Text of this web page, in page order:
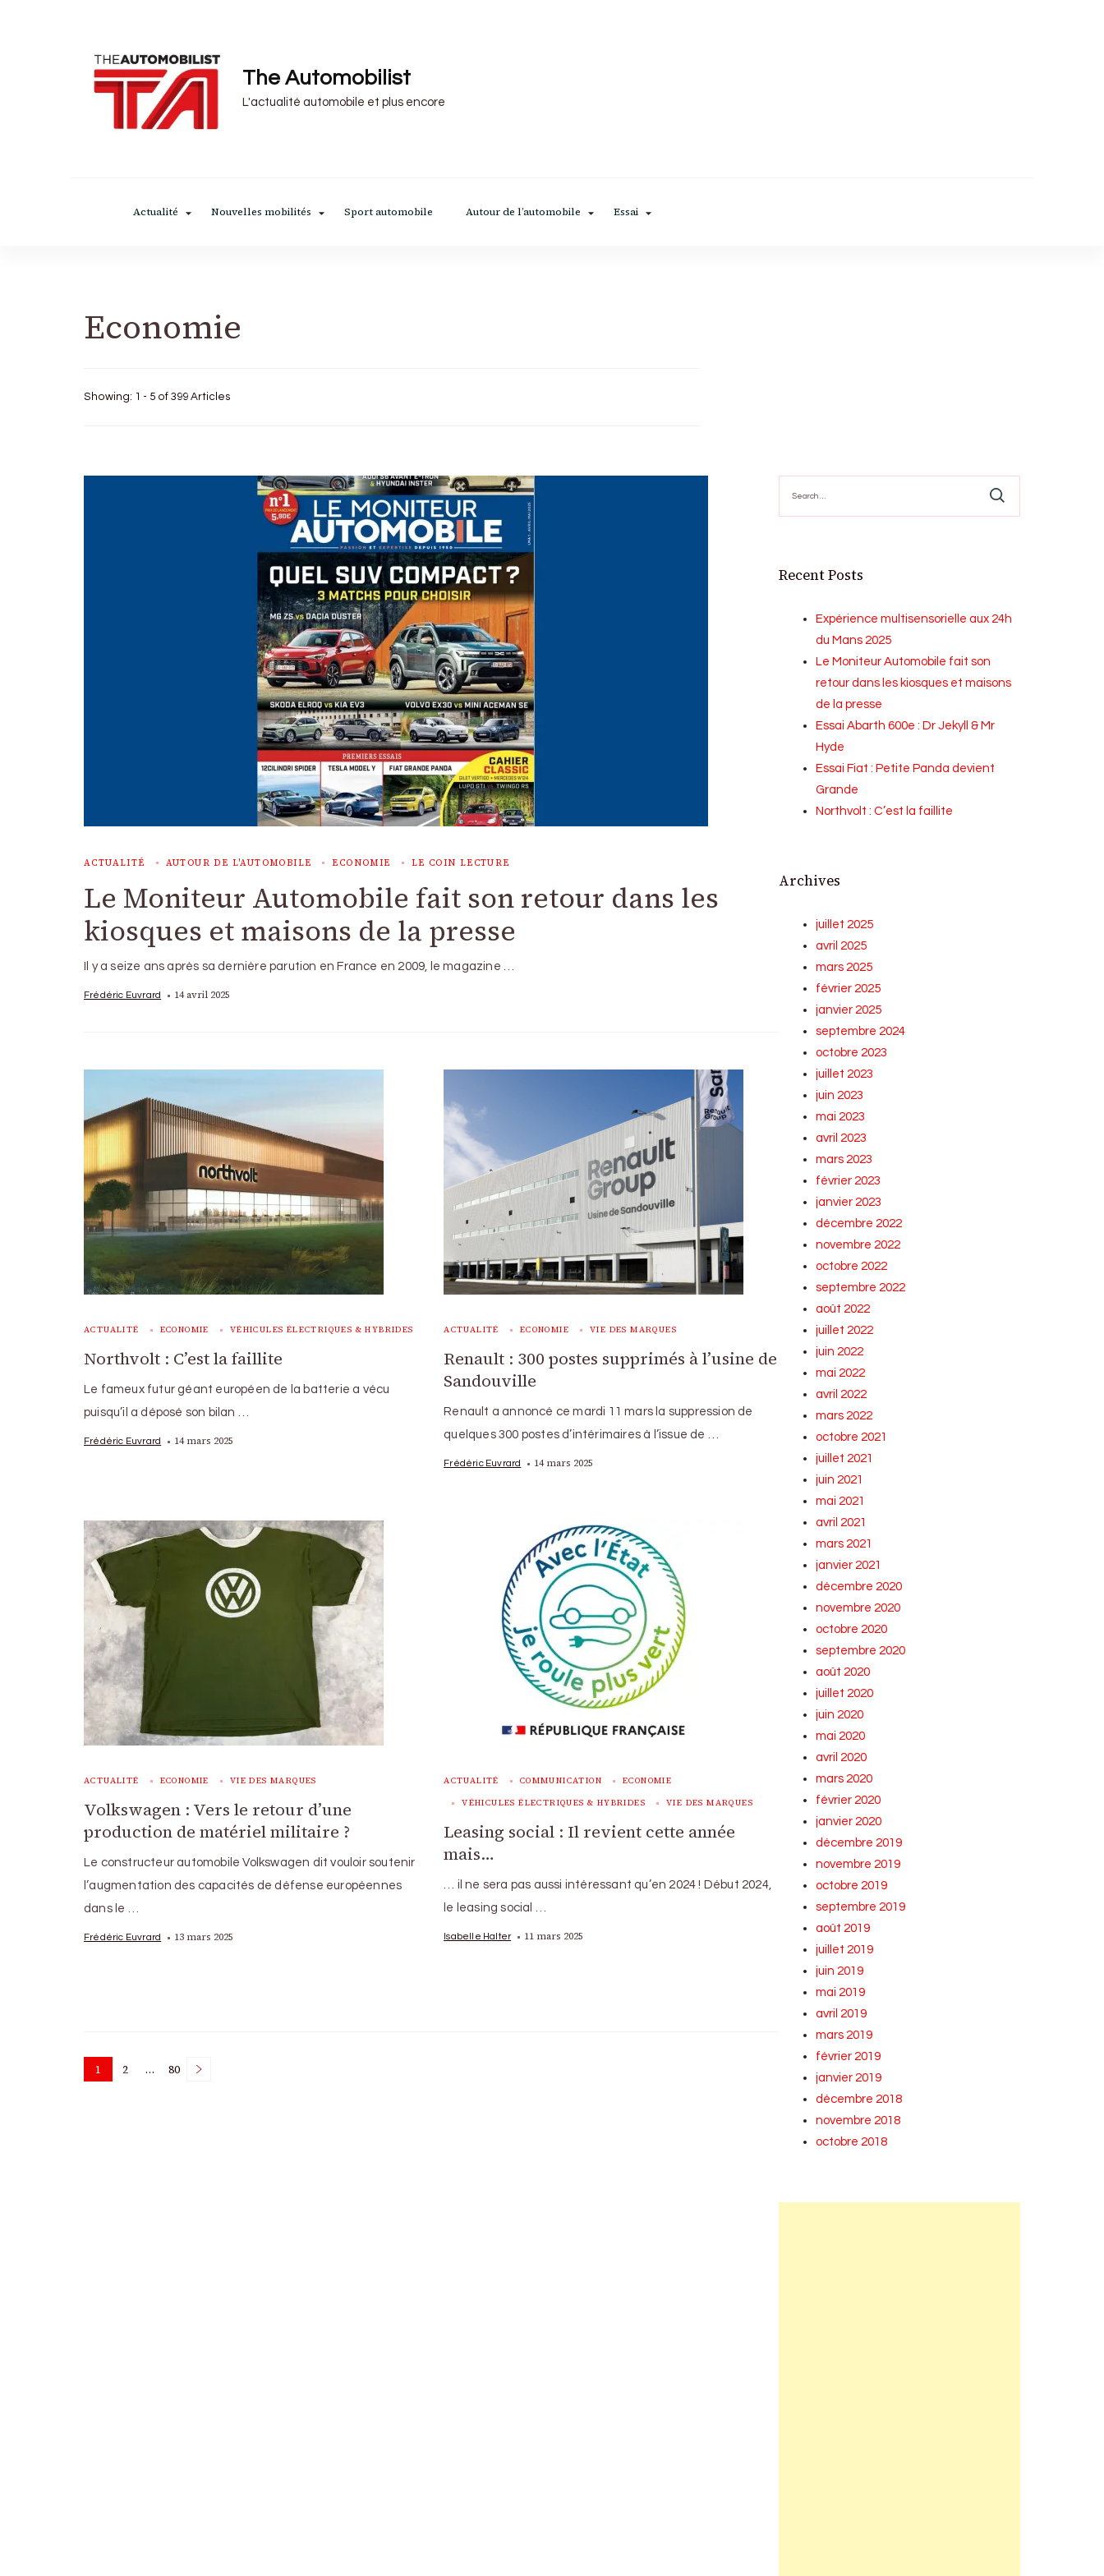
The Automobilist
L'actualité automobile et plus encore
Actualité Nouvelles mobilités Sport automobile Autour de l’automobile Essai
Economie
Showing: 1 - 5 of 399 Articles
ACTUALITÉ AUTOUR DE L'AUTOMOBILE ECONOMIE LE COIN LECTURE
Le Moniteur Automobile fait son retour dans les
kiosques et maisons de la presse
Il y a seize ans après sa dernière parution en France en 2009, le magazine …
Frédéric Euvrard 14 avril 2025
ACTUALITÉ ECONOMIE VÉHICULES ÉLECTRIQUES & HYBRIDES
Northvolt : C’est la faillite
Le fameux futur géant européen de la batterie a vécu
puisqu’il a déposé son bilan …
Frédéric Euvrard 14 mars 2025
ACTUALITÉ ECONOMIE VIE DES MARQUES
Renault : 300 postes supprimés à l’usine de
Sandouville
Renault a annoncé ce mardi 11 mars la suppression de
quelques 300 postes d’intérimaires à l’issue de …
Frédéric Euvrard 14 mars 2025
ACTUALITÉ ECONOMIE VIE DES MARQUES
Volkswagen : Vers le retour d’une
production de matériel militaire ?
Le constructeur automobile Volkswagen dit vouloir soutenir
l’augmentation des capacités de défense européennes
dans le …
Frédéric Euvrard 13 mars 2025
ACTUALITÉ COMMUNICATION ECONOMIE
VÉHICULES ÉLECTRIQUES & HYBRIDES VIE DES MARQUES
Leasing social : Il revient cette année
mais…
… il ne sera pas aussi intéressant qu’en 2024 ! Début 2024,
le leasing social …
Isabelle Halter 11 mars 2025
Posts
Page
1 Page
2 … Page
80
for:
Recent Posts
Expérience multisensorielle aux 24h
du Mans 2025
Le Moniteur Automobile fait son
retour dans les kiosques et maisons
de la presse
Essai Abarth 600e : Dr Jekyll & Mr
Hyde
Essai Fiat : Petite Panda devient
Grande
Northvolt : C’est la faillite
Archives
juillet 2025
avril 2025
mars 2025
février 2025
janvier 2025
septembre 2024
octobre 2023
juillet 2023
juin 2023
mai 2023
avril 2023
mars 2023
février 2023
janvier 2023
décembre 2022
novembre 2022
octobre 2022
septembre 2022
août 2022
juillet 2022
juin 2022
mai 2022
avril 2022
mars 2022
octobre 2021
juillet 2021
juin 2021
mai 2021
avril 2021
mars 2021
janvier 2021
décembre 2020
novembre 2020
octobre 2020
septembre 2020
août 2020
juillet 2020
juin 2020
mai 2020
avril 2020
mars 2020
février 2020
janvier 2020
décembre 2019
novembre 2019
octobre 2019
septembre 2019
août 2019
juillet 2019
juin 2019
mai 2019
avril 2019
mars 2019
février 2019
janvier 2019
décembre 2018
novembre 2018
octobre 2018